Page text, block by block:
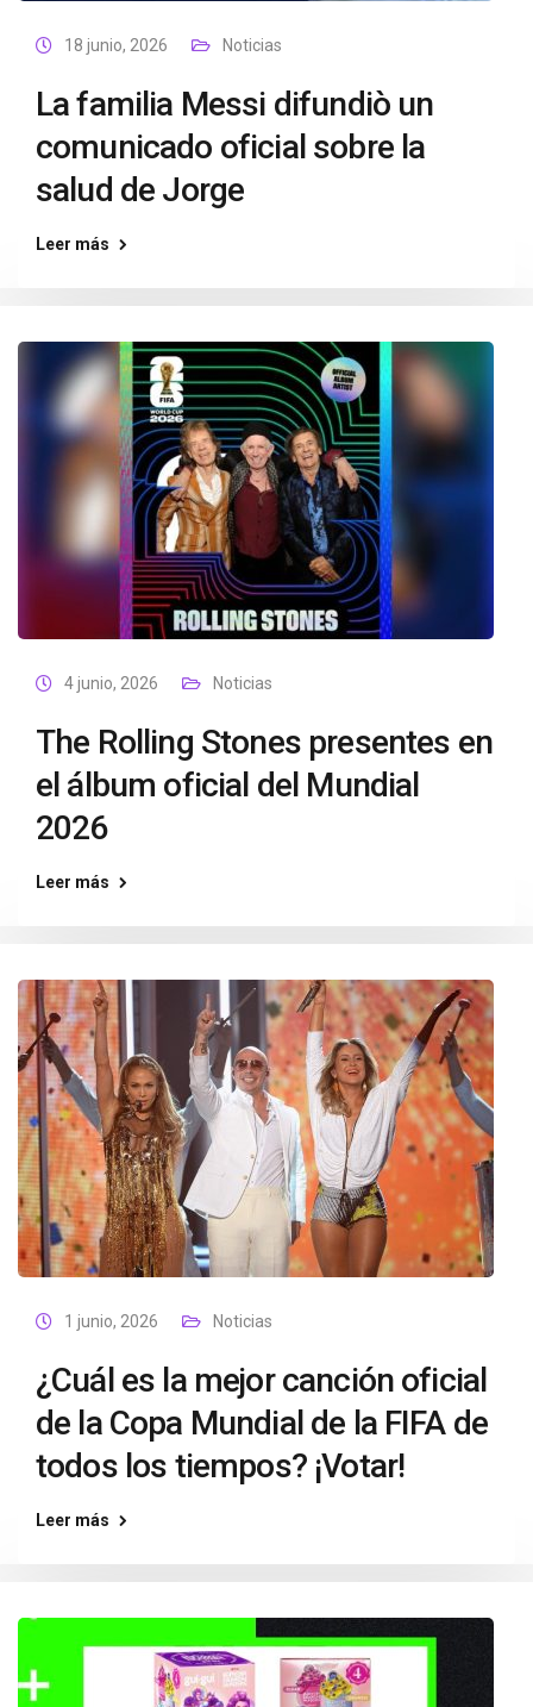
18 junio, 2026 Noticias
La familia Messi difundiò un
comunicado oficial sobre la
salud de Jorge
Leer más
4 junio, 2026 Noticias
The Rolling Stones presentes en
el álbum oficial del Mundial
2026
Leer más
1 junio, 2026 Noticias
¿Cuál es la mejor canción oficial
de la Copa Mundial de la FIFA de
todos los tiempos? ¡Votar!
Leer más